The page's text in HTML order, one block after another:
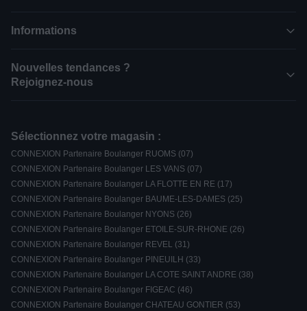
Informations
Nouvelles tendances ?
Rejoignez-nous
Sélectionnez votre magasin :
CONNEXION Partenaire Boulanger RUOMS (07)
CONNEXION Partenaire Boulanger LES VANS (07)
CONNEXION Partenaire Boulanger LA FLOTTE EN RE (17)
CONNEXION Partenaire Boulanger BAUME-LES-DAMES (25)
CONNEXION Partenaire Boulanger NYONS (26)
CONNEXION Partenaire Boulanger ETOILE-SUR-RHONE (26)
CONNEXION Partenaire Boulanger REVEL (31)
CONNEXION Partenaire Boulanger PINEUILH (33)
CONNEXION Partenaire Boulanger LA COTE SAINT ANDRE (38)
CONNEXION Partenaire Boulanger FIGEAC (46)
CONNEXION Partenaire Boulanger CHATEAU GONTIER (53)